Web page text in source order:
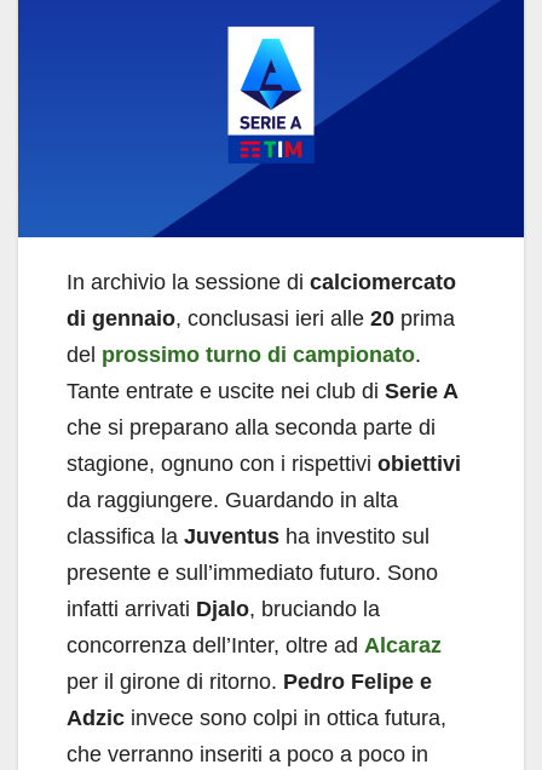
In archivio la sessione di calciomercato
di gennaio, conclusasi ieri alle 20 prima
del prossimo turno di campionato.
Tante entrate e uscite nei club di Serie A
che si preparano alla seconda parte di
stagione, ognuno con i rispettivi obiettivi
da raggiungere. Guardando in alta
classifica la Juventus ha investito sul
presente e sull’immediato futuro. Sono
infatti arrivati Djalo, bruciando la
concorrenza dell’Inter, oltre ad Alcaraz
per il girone di ritorno. Pedro Felipe e
Adzic invece sono colpi in ottica futura,
che verranno inseriti a poco a poco in